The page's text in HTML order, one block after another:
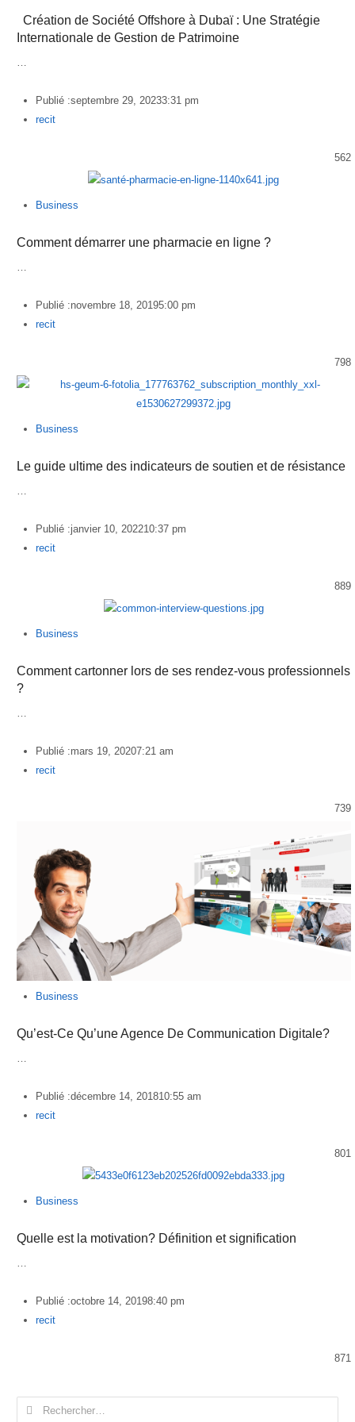
Création de Société Offshore à Dubaï : Une Stratégie
Internationale de Gestion de Patrimoine
Publié :septembre 29, 20233:31 pm
Author
recit
562
Business
Comment démarrer une pharmacie en ligne ?
Publié :novembre 18, 20195:00 pm
Author
recit
798
Business
Le guide ultime des indicateurs de soutien et de résistance
Publié :janvier 10, 202210:37 pm
Author
recit
889
Business
Comment cartonner lors de ses rendez-vous professionnels
?
Publié :mars 19, 20207:21 am
Author
recit
739
Business
Qu’est-Ce Qu’une Agence De Communication Digitale?
Publié :décembre 14, 201810:55 am
Author
recit
801
Business
Quelle est la motivation? Définition et signification
Publié :octobre 14, 20198:40 pm
Author
recit
871
Rechercher :